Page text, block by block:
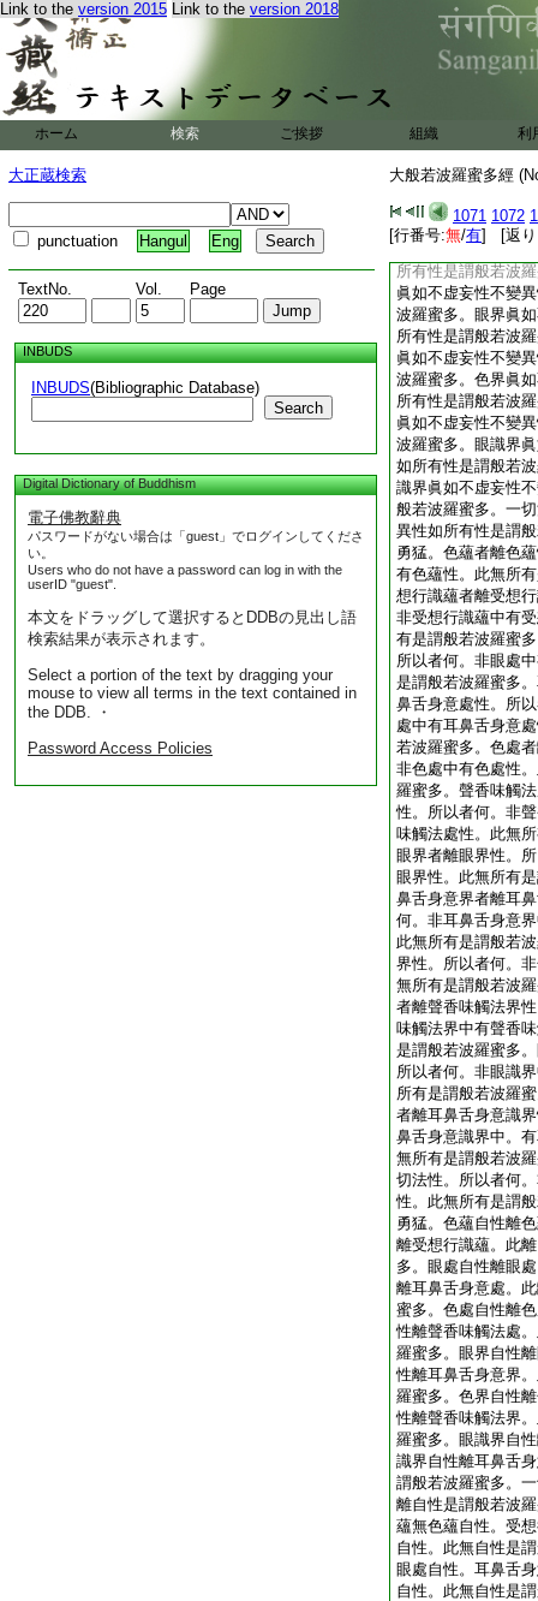
Link to the version 2015 Link to the version 2018
ホーム 検索 ご挨拶 組織 利
大正蔵検索
punctuation Hangul Eng
TextNo. Vol. Page
INBUDS
INBUDS(Bibliographic Database)
Search
Digital Dictionary of Buddhism
電子佛教辭典
パスワードがない場合は「guest」でログインしてくださ
い。
Users who do not have a password can log in with the
userID "guest".
本文をドラッグして選択するとDDBの見出し語
検索結果が表示されます。
Select a portion of the text by dragging your
mouse to view all terms in the text contained in
the DDB. ・
Password Access Policies
大般若波羅蜜多經
1071 1072
[行番号:無/有] [返り
波羅蜜多與色界非
味觸法界亦非相應
羅蜜多與眼識界非
舌身意識界亦非相
如所有性是謂般若
眞如不虚妄性不變
波羅蜜多。眼處眞
所有性是謂般若波
眞如不虚妄性不變
波羅蜜多。色處眞
所有性是謂般若波
眞如不虚妄性不變
波羅蜜多。眼界眞
所有性是謂般若波
眞如不虚妄性不變
波羅蜜多。色界眞
所有性是謂般若波
眞如不虚妄性不變
波羅蜜多。眼識界
如所有性是謂般若
識界眞如不虚妄性
般若波羅蜜多。一
異性如所有性是謂
勇猛。色蘊者離色
有色蘊性。此無所
想行識蘊者離受想
非受想行識蘊中有
有是謂般若波羅蜜
所以者何。非眼處
是謂般若波羅蜜多
鼻舌身意處性。所
處中有耳鼻舌身意
若波羅蜜多。色處
非色處中有色處性
羅蜜多。聲香味觸
性。所以者何。非
味觸法處性。此無
眼界者離眼界性。
眼界性。此無所有
鼻舌身意界者離耳
何。非耳鼻舌身意
此無所有是謂般若
界性。所以者何。
無所有是謂般若波
者離聲香味觸法界
味觸法界中有聲香
是謂般若波羅蜜多
所以者何。非眼識
所有是謂般若波羅
者離耳鼻舌身意識
鼻舌身意識界中。
無所有是謂般若波
切法性。所以者何
性。此無所有是謂
勇猛。色蘊自性離
離受想行識蘊。此
多。眼處自性離眼
離耳鼻舌身意處。
蜜多。色處自性離
性離聲香味觸法處
羅蜜多。眼界自性
性離耳鼻舌身意界
羅蜜多。色界自性
性離聲香味觸法界
羅蜜多。眼識界自
識界自性離耳鼻舌
謂般若波羅蜜多。
離自性是謂般若波
蘊無色蘊自性。受
自性。此無自性是
眼處自性。耳鼻舌
自性。此無自性是